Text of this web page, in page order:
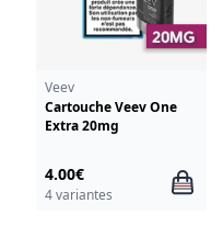
Veev
Cartouche Veev One
Extra 20mg
4.00€
4 variantes